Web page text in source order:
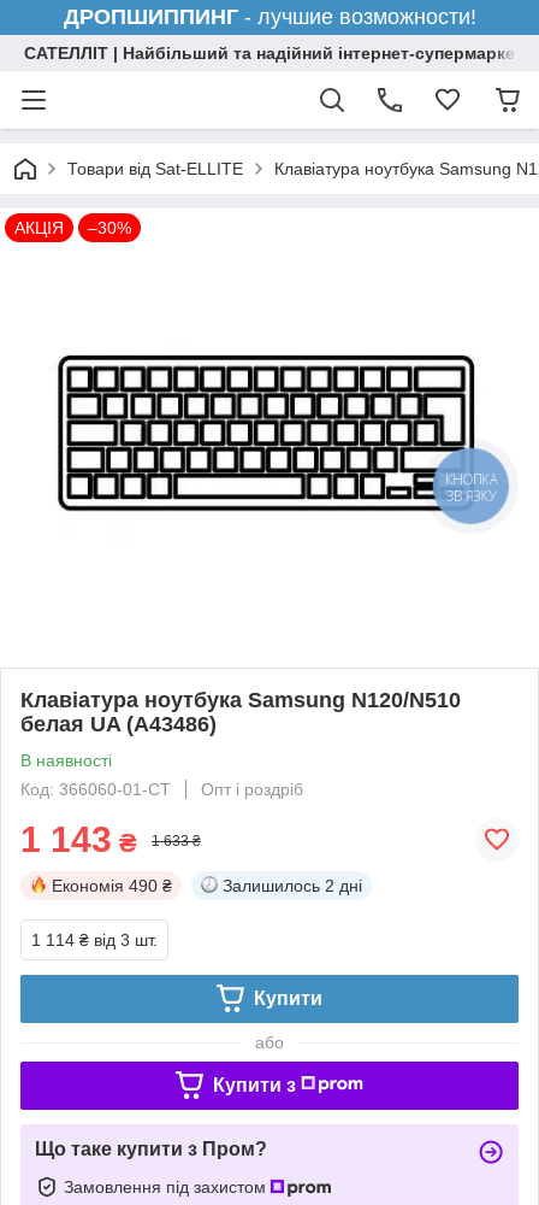
ДРОПШИППИНГ- лучшие возможности!
САТЕЛЛІТ | Найбільший та надійний інтернет-супермаркет
Товари від Sat-ELLITE Клавіатура ноутбука Samsung
АКЦІЯ –30%
Клавіатура ноутбука Samsung N120/N510
белая UA (A43486)
В наявності
Код: 366060-01-СТ
Опт і роздріб
1 143 ₴ 1 633 ₴
Економія 490 ₴ Залишилось 2 дні
1 114 ₴ від 3 шт.
Купити
або
Купити з
Що таке купити з Пром?
Замовлення під захистом
КНОПКА
ЗВ'ЯЗКУ